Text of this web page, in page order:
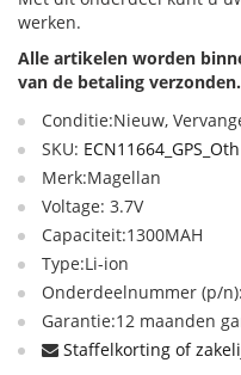
werken.
Alle artikelen worden
van de betaling verzonden.
Conditie:Nieuw,
SKU: ECN11664_GPS_Oth
Merk:Magellan
Voltage: 3.7V
Capaciteit:1300MAH
Type:Li-ion
Onderdeelnummer (p/
Garantie:12 maanden
Staffelkorting of